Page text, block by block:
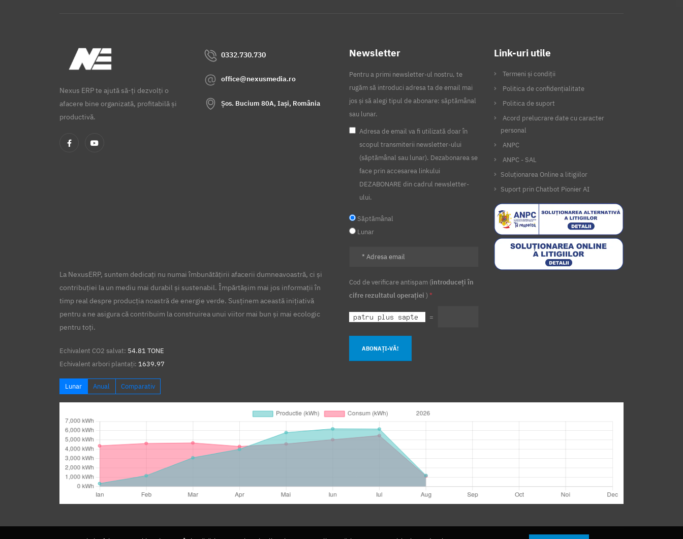
Nexus ERP te ajută să-ți dezvolți o
afacere bine organizată, profitabilă și
productivă.
0332.730.730
office@nexusmedia.ro
Șos. Bucium 80A, Iași, România
Newsletter
Pentru a primi newsletter-ul nostru, te
rugăm să introduci adresa ta de email mai
jos și să alegi tipul de abonare: săptămânal
sau lunar.
Adresa de email va fi utilizată doar în
scopul transmiterii newsletter-ului
(săptămânal sau lunar). Dezabonarea se
face prin accesarea linkului
DEZABONARE din cadrul newsletter-
ului.
Săptămânal
Lunar
Cod de verificare antispam (introduceți în
cifre rezultatul operației ) *
=
ABONAȚI-VĂ!
Link-uri utile
Termeni și condiții
Politica de confidențialitate
Politica de suport
Acord prelucrare date cu caracter
personal
ANPC
ANPC - SAL
Soluționarea Online a litigiilor
Suport prin Chatbot Pionier AI
La NexusERP, suntem dedicați nu numai îmbunătățirii afacerii dumneavoastră, ci și
contribuției la un mediu mai durabil și sustenabil. Împărtășim mai jos informații în
timp real despre producția noastră de energie verde. Susținem această inițiativă
pentru a ne asigura că contribuim la construirea unui viitor mai bun și mai ecologic
pentru toți.
Echivalent CO2 salvat: 54.81 TONE
Echivalent arbori plantați: 1639.97
Lunar Anual Comparativ